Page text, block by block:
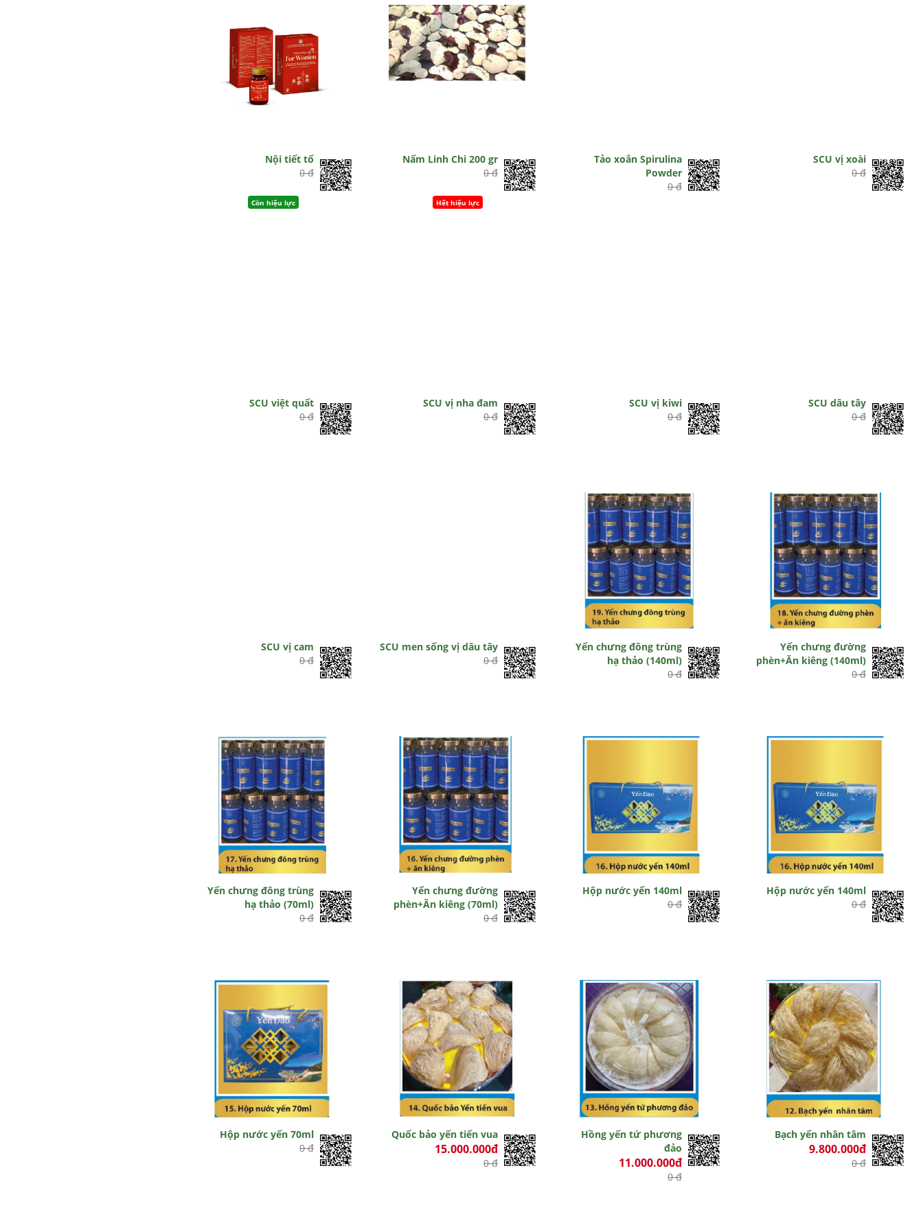
Nội tiết tố
0 đ
Còn hiệu lực
Nấm Linh Chi 200 gr
0 đ
Hết hiệu lực
Tảo xoắn Spirulina
Powder
0 đ
SCU vị xoài
0 đ
SCU việt quất
0 đ
SCU vị nha đam
0 đ
SCU vị kiwi
0 đ
SCU dâu tây
0 đ
SCU vị cam
0 đ
SCU men sống vị dâu tây
0 đ
Yến chưng đông trùng
hạ thảo (140ml)
0 đ
Yến chưng đường
phèn+Ăn kiêng (140ml)
0 đ
Yến chưng đông trùng
hạ thảo (70ml)
0 đ
Yến chưng đường
phèn+Ăn kiêng (70ml)
0 đ
Hộp nước yến 140ml
0 đ
Hộp nước yến 140ml
0 đ
Hộp nước yến 70ml
0 đ
Quốc bảo yến tiến vua
15.000.000đ
0 đ
Hồng yến tứ phương
đảo
11.000.000đ
0 đ
Bạch yến nhân tâm
9.800.000đ
0 đ